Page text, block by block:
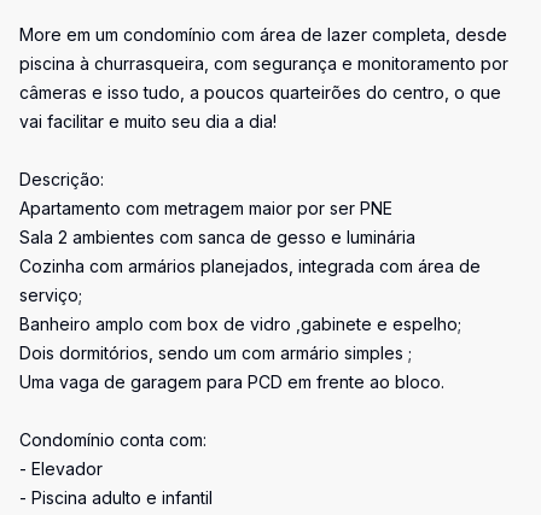
More em um condomínio com área de lazer completa, desde
piscina à churrasqueira, com segurança e monitoramento por
câmeras e isso tudo, a poucos quarteirões do centro, o que
vai facilitar e muito seu dia a dia!
Descrição:
Apartamento com metragem maior por ser PNE
Sala 2 ambientes com sanca de gesso e luminária
Cozinha com armários planejados, integrada com área de
serviço;
Banheiro amplo com box de vidro ,gabinete e espelho;
Dois dormitórios, sendo um com armário simples ;
Uma vaga de garagem para PCD em frente ao bloco.
Condomínio conta com:
- Elevador
- Piscina adulto e infantil